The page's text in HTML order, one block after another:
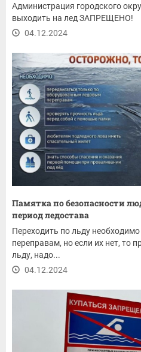
Администрация городского
выходить на лед ЗАПРЕЩЕНО!
04.12.2024
Памятка по безопасности
период ледостава
Переходить по льду
переправам, но если их нет, то
льду, надо...
04.12.2024